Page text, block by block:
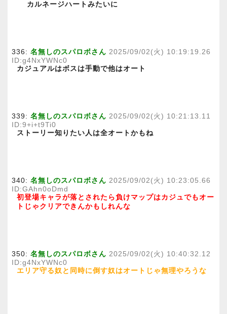
カルネージハートみたいに
336: 名無しのスパロボさん 2025/09/02(火) 10:19:19.26
ID:g4NxYWNc0
カジュアルはボスは手動で他はオート
339: 名無しのスパロボさん 2025/09/02(火) 10:21:13.11
ID:9+i+t9Ti0
ストーリー知りたい人は全オートかもね
340: 名無しのスパロボさん 2025/09/02(火) 10:23:05.66
ID:GAhn0oDmd
初登場キャラが落とされたら負けマップはカジュでもオー
トじゃクリアできんかもしれんな
350: 名無しのスパロボさん 2025/09/02(火) 10:40:32.12
ID:g4NxYWNc0
エリア守る奴と同時に倒す奴はオートじゃ無理やろうな